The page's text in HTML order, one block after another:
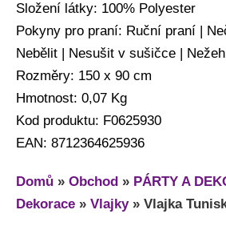
Složení látky: 100% Polyester
Pokyny pro praní: Ruční praní |
Nebělit | Nesušit v sušičce |
Rozměry: 150 x 90 cm
Hmotnost: 0,07 Kg
Kod produktu: F0625930
EAN: 8712364625936
Domů » Obchod » PÁRTY A
Dekorace » Vlajky» Vlajka